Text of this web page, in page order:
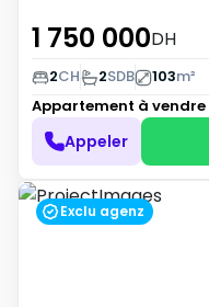
1 750 000DH
2CH 2SDB 103m²
Appartement à vendre
Appeler
Exclu agenz